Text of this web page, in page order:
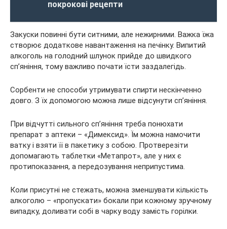
покрокові рецепти
Закуски повинні бути ситними, але нежирними. Важка їжа
створює додаткове навантаження на печінку. Випитий
алкоголь на голодний шлунок прийде до швидкого
сп’яніння, тому важливо почати їсти заздалегідь.
Сорбенти не способи утримувати спирти нескінченно
довго. З їх допомогою можна лише відсунути сп’яніння.
При відчутті сильного сп’яніння треба понюхати
препарат з аптеки – «Димексид». Їм можна намочити
ватку і взяти її в пакетику з собою. Протверезіти
допомагають таблетки «Метапрот», але у них є
протипоказання, а передозування неприпустима.
Коли присутні не стежать, можна зменшувати кількість
алкоголю – «пропускати» бокали при кожному зручному
випадку, доливати собі в чарку воду замість горілки.